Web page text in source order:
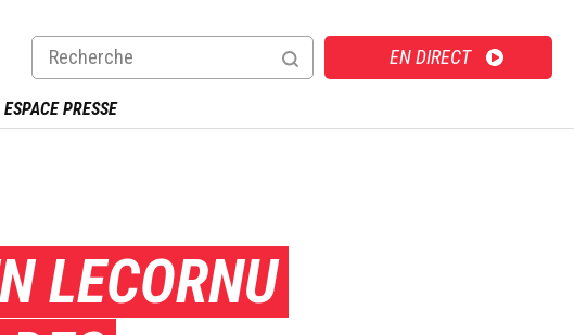
EN DIRECT
ESPACE PRESSE
LECORNU